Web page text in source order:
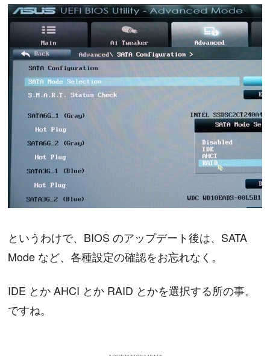
というわけで、BIOS のアップデート後は、SATA
Mode など、各種設定の確認をお忘れなく。
IDE とか AHCI とか RAID とかを選択する所の事。
ですね。